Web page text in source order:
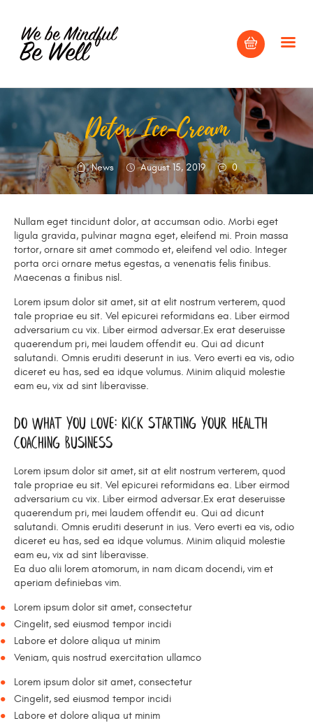
HOME
ABOUT
BLOG
CONTACT US
Detox Ice-Cream
News August 15, 2019 0
Nullam eget tincidunt dolor, at accumsan odio. Morbi eget
ligula gravida, pulvinar magna eget, eleifend mi. Proin massa
tortor, ornare sit amet commodo et, eleifend vel odio. Integer
porta orci ornare metus egestas, a venenatis felis finibus.
Maecenas a finibus nisl.
Lorem ipsum dolor sit amet, sit at elit nostrum verterem, quod
tale propriae eu sit. Vel epicurei reformidans ea. Liber eirmod
adversarium cu vix. Liber eirmod adversar.Ex erat deseruisse
quaerendum pri, mei laudem offendit eu. Qui ad dicunt
salutandi. Omnis eruditi deserunt in ius. Vero everti ea vis, odio
diceret eu has, sed ea idque volumus. Minim aliquid molestie
eam eu, vix ad sint liberavisse.
Do What You Love: Kick Starting Your Health
Coaching Business
Lorem ipsum dolor sit amet, sit at elit nostrum verterem, quod
tale propriae eu sit. Vel epicurei reformidans ea. Liber eirmod
adversarium cu vix. Liber eirmod adversar.Ex erat deseruisse
quaerendum pri, mei laudem offendit eu. Qui ad dicunt
salutandi. Omnis eruditi deserunt in ius. Vero everti ea vis, odio
diceret eu has, sed ea idque volumus. Minim aliquid molestie
eam eu, vix ad sint liberavisse.
Ea duo alii lorem atomorum, in nam dicam docendi, vim et
aperiam definiebas vim.
Lorem ipsum dolor sit amet, consectetur
Cingelit, sed eiusmod tempor incidi
Labore et dolore aliqua ut minim
Veniam, quis nostrud exercitation ullamco
Lorem ipsum dolor sit amet, consectetur
Cingelit, sed eiusmod tempor incidi
Labore et dolore aliqua ut minim